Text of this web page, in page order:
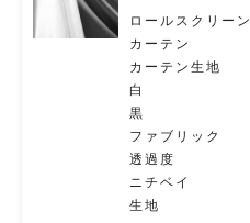
ロールスクリーン
カーテン
カーテン生地
白
黒
ファブリック
透過度
ニチベイ
生地